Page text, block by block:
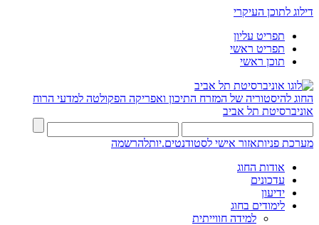
דילוג לתוכן העיקרי
תפריט עליון
תפריט ראשי
תוכן ראשי
החוג להיסטוריה של המזרח התיכון ואפריקה הפקולטה למדעי הרוח
אוניברסיטת תל אביב
מערכת פניותאזור אישי לסטודנטים.יותלהרשמה
אודות החוג
עדכונים
ידיעון
לימודים בחוג
למידה חווייתית